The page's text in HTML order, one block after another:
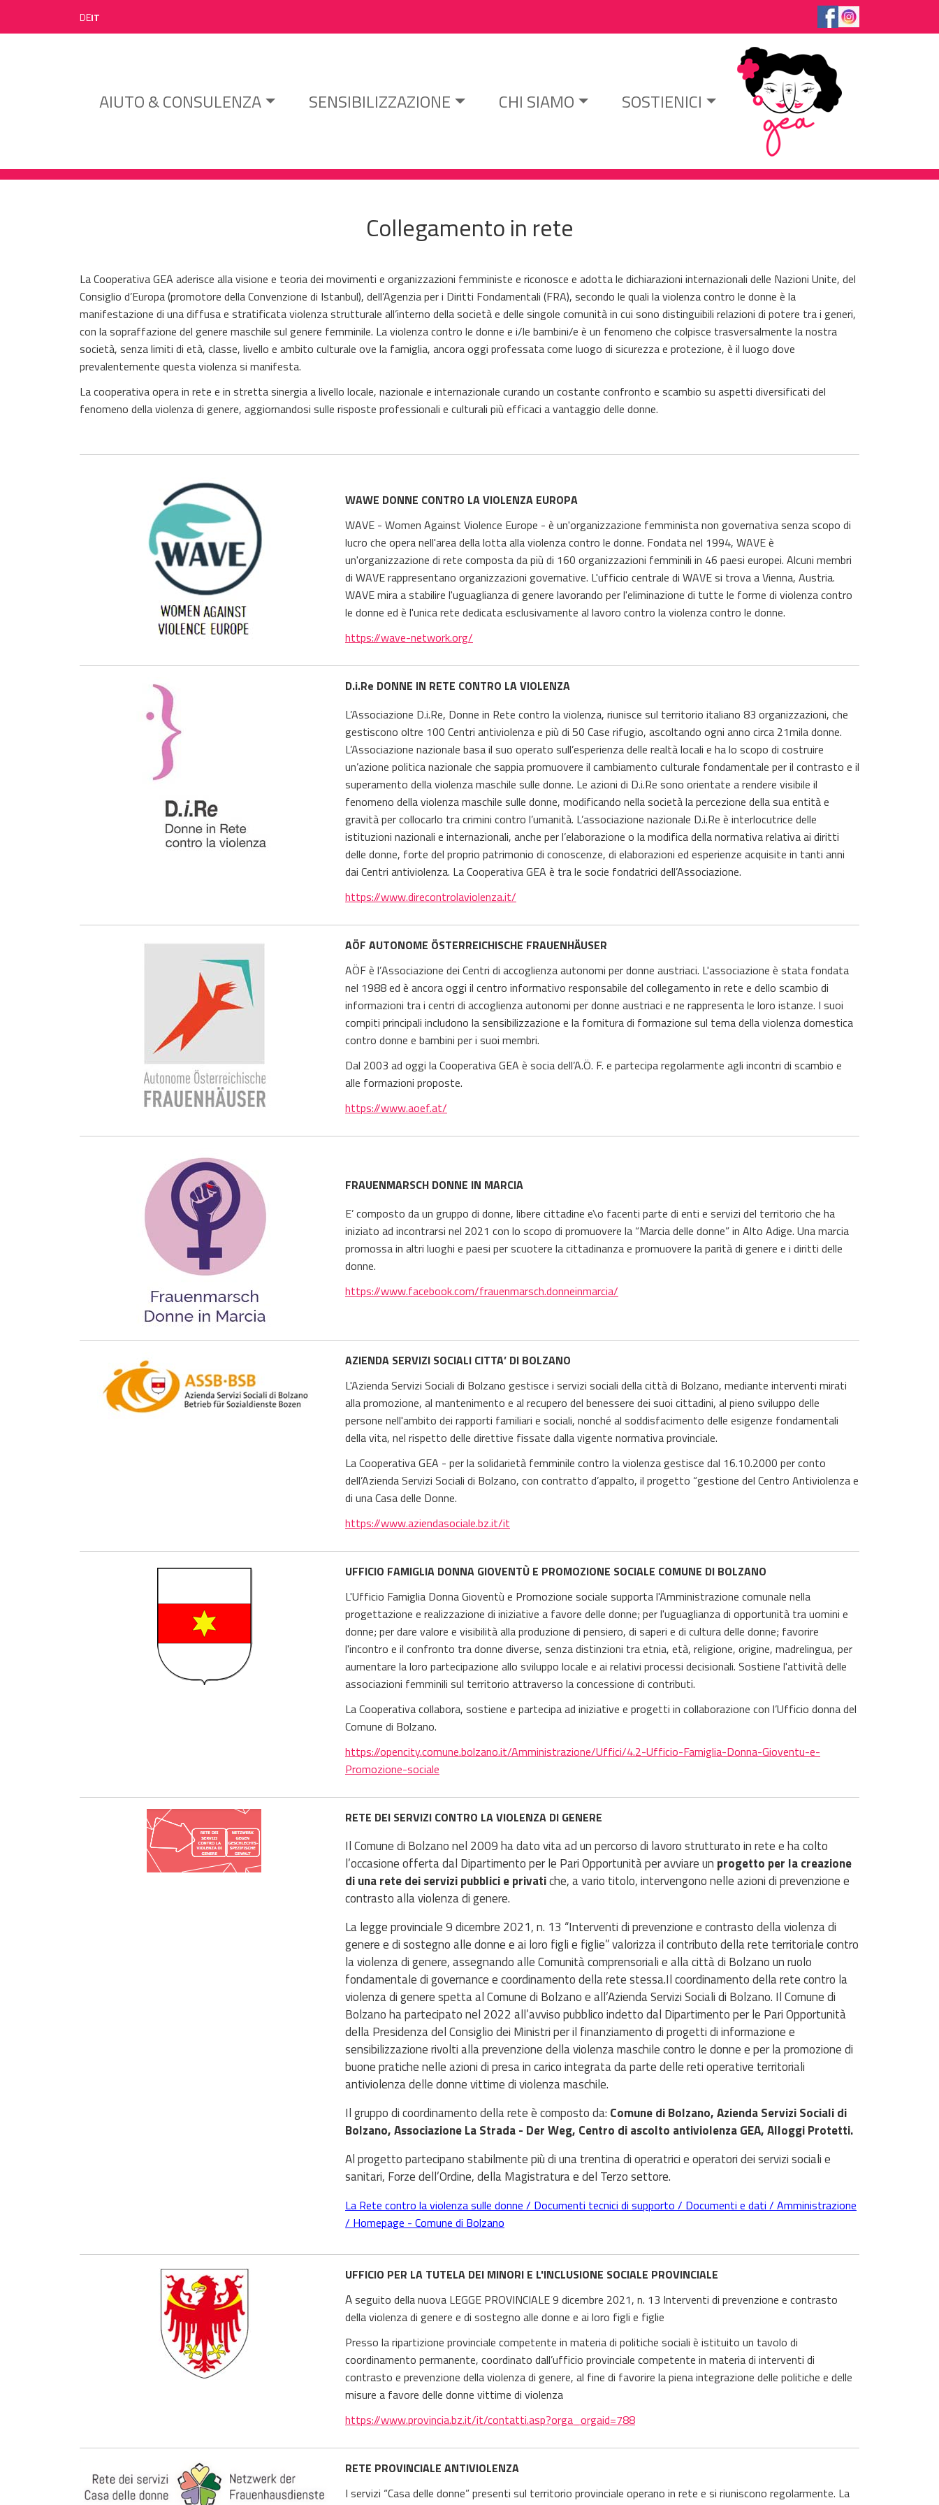
DEIT
Hauptnavigation
AIUTO & CONSULENZA SENSIBILIZZAZIONE CHI SIAMO SOSTIENICI
Collegamento in rete
La Cooperativa GEA aderisce alla visione e teoria dei movimenti e organizzazioni femministe e riconosce e adotta le dichiarazioni internazionali delle Nazioni Unite, del
Consiglio d’Europa (promotore della Convenzione di Istanbul), dell’Agenzia per i Diritti Fondamentali (FRA), secondo le quali la violenza contro le donne è la
manifestazione di una diffusa e stratificata violenza strutturale all’interno della società e delle singole comunità in cui sono distinguibili relazioni di potere tra i generi,
con la sopraffazione del genere maschile sul genere femminile. La violenza contro le donne e i/le bambini/e è un fenomeno che colpisce trasversalmente la nostra
società, senza limiti di età, classe, livello e ambito culturale ove la famiglia, ancora oggi professata come luogo di sicurezza e protezione, è il luogo dove
prevalentemente questa violenza si manifesta.
La cooperativa opera in rete e in stretta sinergia a livello locale, nazionale e internazionale curando un costante confronto e scambio su aspetti diversificati del
fenomeno della violenza di genere, aggiornandosi sulle risposte professionali e culturali più efficaci a vantaggio delle donne.
WAWE DONNE CONTRO LA VIOLENZA EUROPA
WAVE - Women Against Violence Europe - è un'organizzazione femminista non governativa senza scopo di
lucro che opera nell'area della lotta alla violenza contro le donne. Fondata nel 1994, WAVE è
un'organizzazione di rete composta da più di 160 organizzazioni femminili in 46 paesi europei. Alcuni membri
di WAVE rappresentano organizzazioni governative. L'ufficio centrale di WAVE si trova a Vienna, Austria.
WAVE mira a stabilire l'uguaglianza di genere lavorando per l'eliminazione di tutte le forme di violenza contro
le donne ed è l'unica rete dedicata esclusivamente al lavoro contro la violenza contro le donne.
https://wave-network.org/
D.i.Re DONNE IN RETE CONTRO LA VIOLENZA
L’Associazione D.i.Re, Donne in Rete contro la violenza, riunisce sul territorio italiano 83 organizzazioni, che
gestiscono oltre 100 Centri antiviolenza e più di 50 Case rifugio, ascoltando ogni anno circa 21mila donne.
L’Associazione nazionale basa il suo operato sull’esperienza delle realtà locali e ha lo scopo di costruire
un’azione politica nazionale che sappia promuovere il cambiamento culturale fondamentale per il contrasto e il
superamento della violenza maschile sulle donne. Le azioni di D.i.Re sono orientate a rendere visibile il
fenomeno della violenza maschile sulle donne, modificando nella società la percezione della sua entità e
gravità per collocarlo tra crimini contro l’umanità. L’associazione nazionale D.i.Re è interlocutrice delle
istituzioni nazionali e internazionali, anche per l’elaborazione o la modifica della normativa relativa ai diritti
delle donne, forte del proprio patrimonio di conoscenze, di elaborazioni ed esperienze acquisite in tanti anni
dai Centri antiviolenza. La Cooperativa GEA è tra le socie fondatrici dell’Associazione.
https://www.direcontrolaviolenza.it/
AÖF AUTONOME ÖSTERREICHISCHE FRAUENHÄUSER
AÖFè l’Associazione dei Centri di accoglienza autonomi per donne austriaci. L'associazione è stata fondata
nel 1988 ed è ancora oggi il centro informativo responsabile del collegamento in rete e dello scambio di
informazioni tra i centri di accoglienza autonomi per donne austriaci e ne rappresenta le loro istanze. I suoi
compiti principali includono la sensibilizzazione e la fornitura di formazione sul tema della violenza domestica
contro donne e bambini per i suoi membri.
Dal 2003 ad oggi la Cooperativa GEA è socia dell’A.Ö. F. e partecipa regolarmente agli incontri di scambio e
alle formazioni proposte.
https://www.aoef.at/
FRAUENMARSCH DONNE IN MARCIA
E’ composto da un gruppo di donne, libere cittadine e\o facenti parte di enti e servizi del territorio che ha
iniziato ad incontrarsi nel 2021 con lo scopo di promuovere la “Marcia delle donne” in Alto Adige. Una marcia
promossa in altri luoghi e paesi per scuotere la cittadinanza e promuovere la parità di genere e i diritti delle
donne.
https://www.facebook.com/frauenmarsch.donneinmarcia/
AZIENDA SERVIZI SOCIALI CITTA’ DI BOLZANO
L'Azienda Servizi Sociali di Bolzano gestisce i servizi sociali della città di Bolzano, mediante interventi mirati
alla promozione, al mantenimento e al recupero del benessere dei suoi cittadini, al pieno sviluppo delle
persone nell'ambito dei rapporti familiari e sociali, nonché al soddisfacimento delle esigenze fondamentali
della vita, nel rispetto delle direttive fissate dalla vigente normativa provinciale.
La CooperativaGEA - per la solidarietà femminile contro la violenzagestisce dal 16.10.2000 per conto
dell’Azienda Servizi Sociali di Bolzano, con contratto d’appalto, il progetto “gestione del Centro Antiviolenza e
di una Casa delle Donne.
https://www.aziendasociale.bz.it/it
UFFICIO FAMIGLIA DONNA GIOVENTÙ E PROMOZIONE SOCIALE COMUNE DI BOLZANO
L'Ufficio Famiglia Donna Gioventù e Promozione sociale supporta l'Amministrazione comunale nella
progettazione e realizzazione di iniziative a favore delle donne; per l'uguaglianza di opportunità tra uomini e
donne; per dare valore e visibilità alla produzione di pensiero, di saperi e di cultura delle donne; favorire
l'incontro e il confronto tra donne diverse, senza distinzioni tra etnia, età, religione, origine, madrelingua, per
aumentare la loro partecipazione allo sviluppo locale e ai relativi processi decisionali. Sostiene l'attività delle
associazioni femminili sul territorio attraverso la concessione di contributi.
La Cooperativa collabora, sostiene e partecipa ad iniziative e progetti in collaborazione con l’Ufficio donna del
Comune di Bolzano.
https://opencity.comune.bolzano.it/Amministrazione/Uffici/4.2-Ufficio-Famiglia-Donna-Gioventu-e-
Promozione-sociale
RETE DEI SERVIZI CONTRO LA VIOLENZA DI GENERE
Il Comune di Bolzano nel 2009 ha dato vita ad un percorso di lavoro strutturato in rete e ha colto
l’occasione offerta dal Dipartimento per le Pari Opportunità per avviare un progetto per la creazione
di una rete dei servizi pubblici e privatiche, a vario titolo, intervengono nelle azioni di prevenzione e
contrasto alla violenza di genere.
La legge provinciale 9 dicembre 2021, n. 13 “Interventi di prevenzione e contrasto della violenza di
genere e di sostegno alle donne e ai loro figli e figlie” valorizza il contributo della rete territoriale contro
la violenza di genere, assegnando alle Comunità comprensoriali e alla città di Bolzano un ruolo
fondamentale di governance e coordinamento della rete stessa.Il coordinamento della rete contro la
violenza di genere spetta al Comune di Bolzano e all’Azienda Servizi Sociali di Bolzano. Il Comune di
Bolzano ha partecipato nel 2022 all’avviso pubblico indetto dal Dipartimento per le Pari Opportunità
della Presidenza del Consiglio dei Ministri per il finanziamento di progetti di informazione e
sensibilizzazione rivolti alla prevenzione della violenza maschile contro le donne e per la promozione di
buone pratiche nelle azioni di presa in carico integrata da parte delle reti operative territoriali
antiviolenza delle donne vittime di violenza maschile.
Il gruppo di coordinamento della rete è composto da: Comune di Bolzano, Azienda Servizi Sociali di
Bolzano, Associazione La Strada - Der Weg, Centro di ascolto antiviolenza GEA, Alloggi Protetti.
Al progetto partecipano stabilmente più di una trentina di operatrici e operatori dei servizi sociali e
sanitari, Forze dell’Ordine, della Magistratura e del Terzo settore.
La Rete contro la violenza sulle donne / Documenti tecnici di supporto / Documenti e dati / Amministrazione
/ Homepage - Comune di Bolzano
UFFICIO PER LA TUTELA DEI MINORI E L'INCLUSIONE SOCIALE PROVINCIALE
Aseguito della nuova LEGGE PROVINCIALE 9 dicembre 2021, n. 13 Interventi di prevenzione e contrasto
della violenza di genere e di sostegno alle donne e ai loro figli e figlie
Presso la ripartizione provinciale competente in materia di politiche sociali è istituito un tavolo di
coordinamento permanente, coordinato dall’ufficio provinciale competente in materia di interventi di
contrasto e prevenzione della violenza di genere, al fine di favorire la piena integrazione delle politiche e delle
misure a favore delle donne vittime di violenza
https://www.provincia.bz.it/it/contatti.asp?orga_orgaid=788
RETE PROVINCIALE ANTIVIOLENZA
I servizi “Casa delle donne” presenti sul territorio provinciale operano in rete e si riuniscono regolarmente. La